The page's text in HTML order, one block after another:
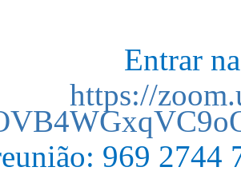
Entrar
https://
969 2744